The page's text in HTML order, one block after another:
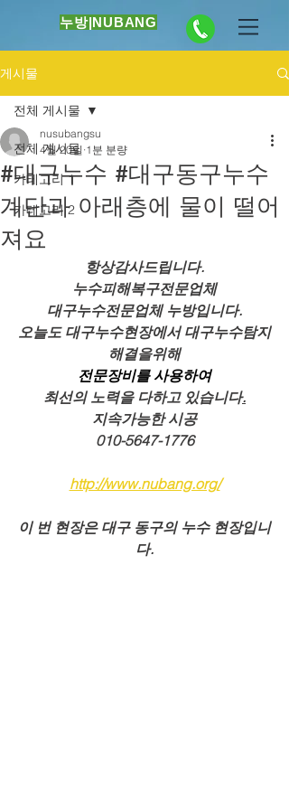
누방|NUBANG
게시물
전체 게시물
카테고리 1
카테고리 2
전체 게시물
#대구누수 #대구동구누수
계단과 아래층에 물이 떨어
져요
nusubangsu
4월 20일 1분 분량
항상감사드립니다.
누수피해복구전문업체
대구누수전문업체 누방입니다.
오늘도 대구누수현장에서 대구누수탐지
해결을위해
전문장비를 사용하여
최선의 노력을 다하고 있습니다.
지속가능한 시공
010-5647-1776
http://www.nubang.org/
이 번 현장은 대구 동구의 누수 현장입니
다.